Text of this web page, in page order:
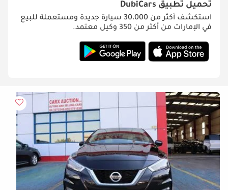
تحميل تطبيق DubiCars
استكشف أكثر من 30،000 سيارة جديدة ومستعملة للبيع
في الإمارات من أكثر من 350 وكيل معتمد.